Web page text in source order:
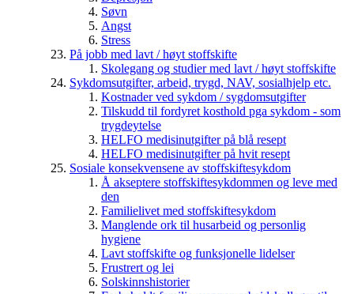
Søvn
Angst
Stress
På jobb med lavt / høyt stoffskifte
Skolegang og studier med lavt / høyt stoffskifte
Sykdomsutgifter, arbeid, trygd, NAV, sosialhjelp etc.
Kostnader ved sykdom / sygdomsutgifter
Tilskudd til fordyret kosthold pga sykdom - som
trygdeytelse
HELFO medisinutgifter på blå resept
HELFO medisinutgifter på hvit resept
Sosiale konsekvensene av stoffskiftesykdom
Å akseptere stoffskiftesykdommen og leve med
den
Familielivet med stoffskiftesykdom
Manglende ork til husarbeid og personlig
hygiene
Lavt stoffskifte og funksjonelle lidelser
Frustrert og lei
Solskinnshistorier